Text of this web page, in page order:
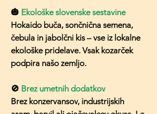
🎃 Ekološke slovenske sestavine
Hokaido buča, sončnična semena,
čebula in jabolčni kis – vse iz lokalne
ekološke pridelave. Vsak kozarček
podpira našo zemljo.
🚫 Brez umetnih dodatkov
Brez konzervansov, industrijskih